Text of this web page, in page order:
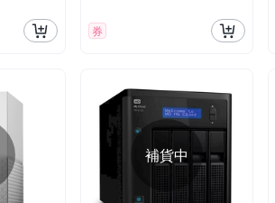
券
補貨中